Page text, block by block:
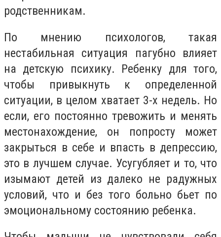
родственникам.
По мнению психологов, такая
нестабильная ситуация пагубно влияет
на детскую психику. Ребенку для того,
чтобы привыкнуть к определенной
ситуации, в целом хватает 3-х недель. Но
если, его постоянно тревожить и менять
местонахождение, он попросту может
закрыться в себе и впасть в депрессию,
это в лучшем случае. Усугубляет и то, что
изымают детей из далеко не радужных
условий, что и без того больно бьет по
эмоциональному состоянию ребенка.